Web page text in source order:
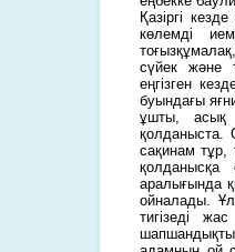
Қазіргі
көлемді
сүйек және
еңгізген
буындағы
ұшты, асық
қолданыста.
сақинам тұр,
аралығында
ойналады.
тигізеді